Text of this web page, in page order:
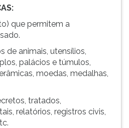
que permitem a
de animais, utensílios,
palácios e túmulos,
moedas, medalhas,
tratados,
relatórios, registros civis,